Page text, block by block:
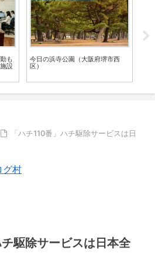
も
設
今日の浜寺公園（大阪府堺市西
区）
「ハチ110番」ハチ駆除サービスは日
グ村
チ駆除サービスは日本全